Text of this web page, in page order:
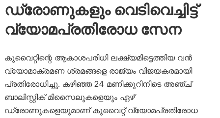
ഡ്രോണുകളും വെടിവെച്ചിട്ട്
വ്യോമപ്രതിരോധ സേന
കുവൈറ്റിന്റെ ആകാശപരിധി ലക്ഷ്യമിട്ടെത്തിയ വൻ
വ്യോമാക്രമണ ശ്രമങ്ങളെ രാജ്യം വിജയകരമായി
പ്രതിരോധിച്ചു. കഴിഞ്ഞ 24 മണിക്കൂറിനിടെ അഞ്ച്
ബാലിസ്റ്റിക് മിസൈലുകളെയും ഏഴ്
ഡ്രോണുകളെയുമാണ് കുവൈറ്റ് വ്യോമപ്രതിരോധ